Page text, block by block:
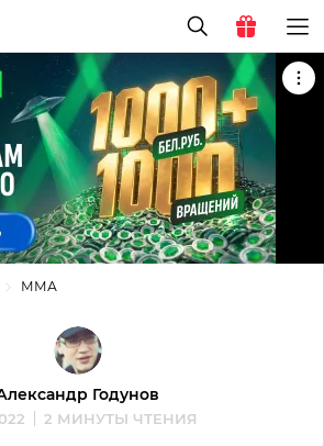
ММА
Годунов
2 МИНУТЫ ЧТЕНИЯ